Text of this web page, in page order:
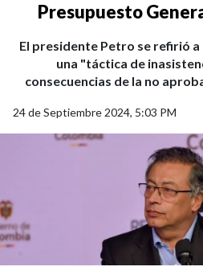
Presupuesto
El presidente Petro se refirió
una "táctica de
consecuencias de la no
24 de Septiembre 2024, 5:03 PM